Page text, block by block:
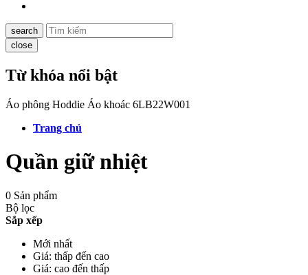
search
close
Từ khóa nổi bật
Áo phông Hoddie Áo khoác 6LB22W001
Trang chủ
Quần giữ nhiệt
0 Sản phẩm
Bộ lọc
Sắp xếp
Mới nhất
Giá: thấp đến cao
Giá: cao đến thấp